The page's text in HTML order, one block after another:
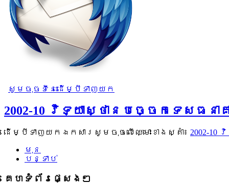
សូមចុចទីនេះដើម្បីទាញយក
2002-10 វិទ្យាស្ថានបច្ចេកទេសធនា
ដើម្បីទាញយកឯកសារសូមចុចលើឈ្មោះខាងស្តាំ៖ 2002-
មុន
បន្ទាប់
គេហទំព័រផ្សេងៗ